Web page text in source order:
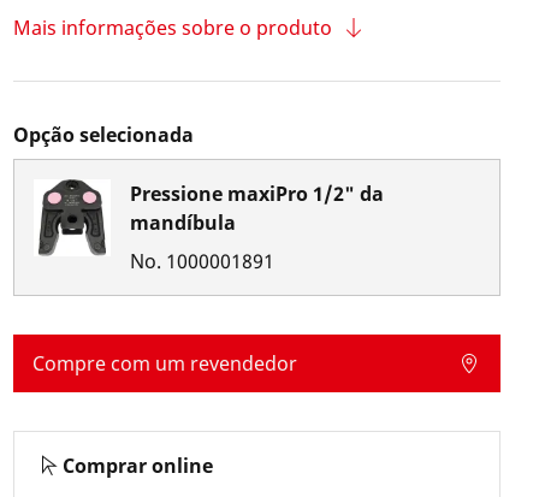
Mais informações sobre o produto
Opção selecionada
Pressione maxiPro 1/2" da
mandíbula
No. 1000001891
Compre com um revendedor
Comprar online